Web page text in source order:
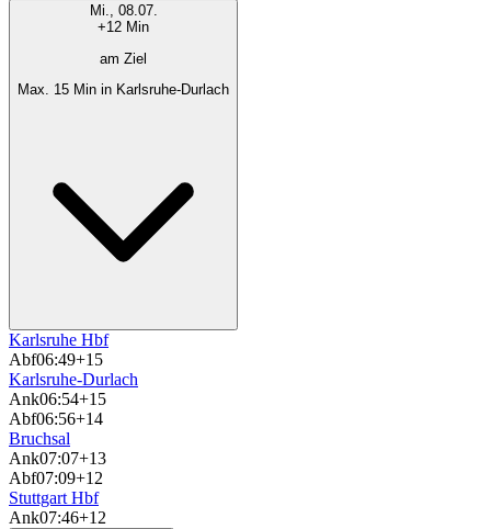
Mi., 08.07.
+12 Min
am Ziel
Max. 15 Min in Karlsruhe-Durlach
Karlsruhe Hbf
Abf06:49+15
Karlsruhe-Durlach
Ank06:54+15
Abf06:56+14
Bruchsal
Ank07:07+13
Abf07:09+12
Stuttgart Hbf
Ank07:46+12